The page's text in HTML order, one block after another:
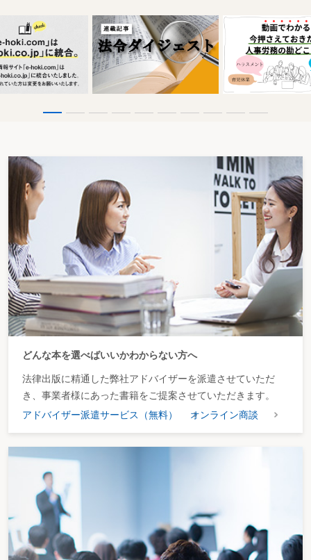
どんな本を選べばいいかわからない方へ
法律出版に精通した弊社アドバイザーを派遣させていただ
き、事業者様にあった書籍をご提案させていただきます。
アドバイザー派遣サービス（無料）
オンライン商談